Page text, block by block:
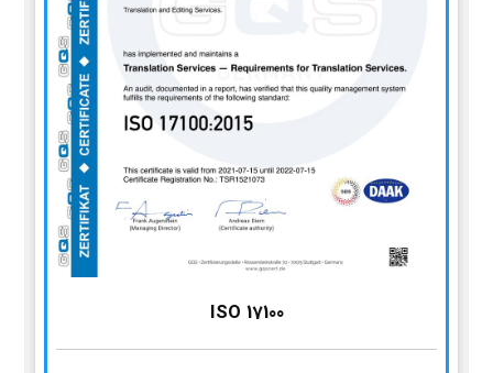
ISO 17100